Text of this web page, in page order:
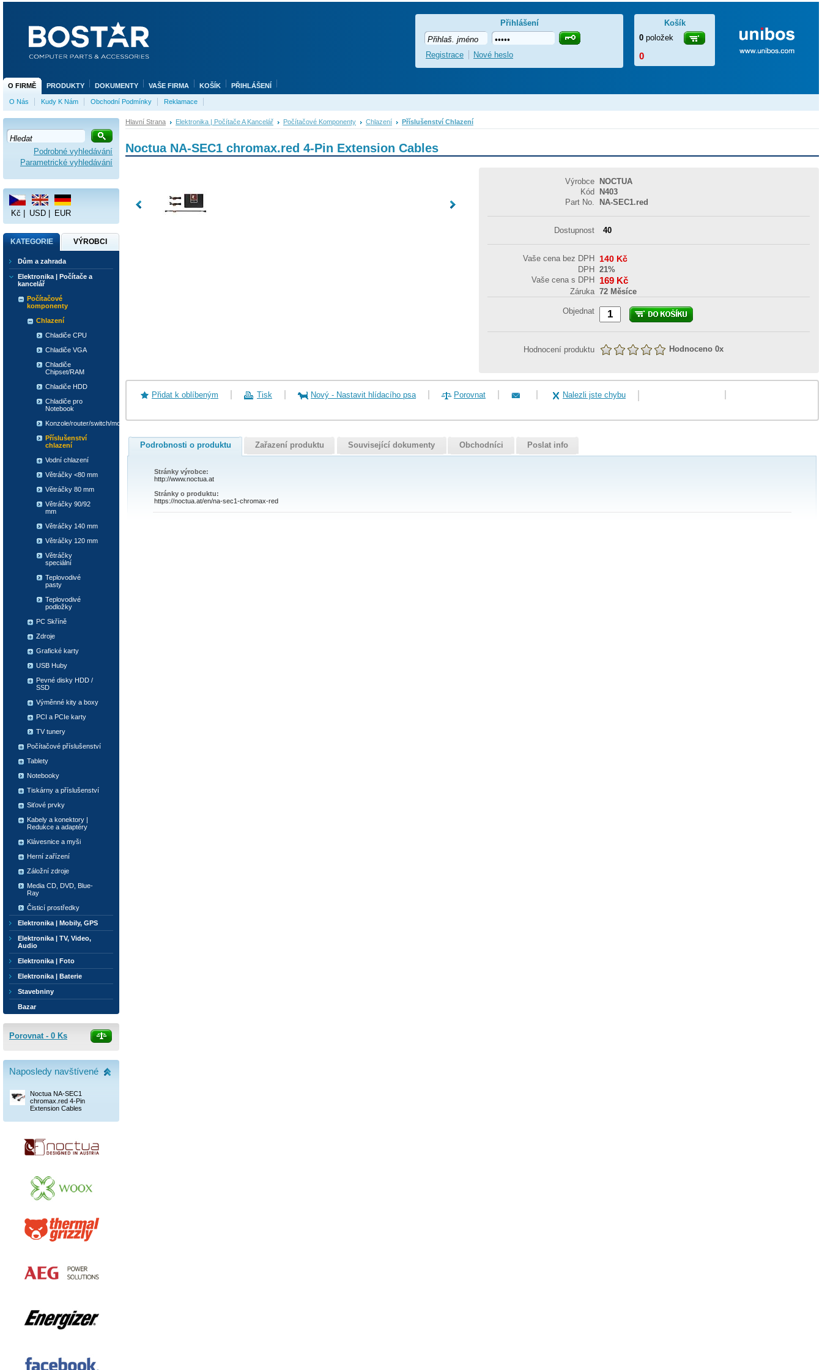
Hlavní Strana Elektronika | Počítače A Kancelář Počítačové Komponenty Chlazení Příslušenství Chlazení
Noctua NA-SEC1 chromax.red 4-Pin Extension Cables
Výrobce
NOCTUA
Kód
N403
Part No.
NA-SEC1.red
Dostupnost 40
Vaše cena bez DPH 140 Kč
DPH
21%
Vaše cena s DPH
169 Kč
Záruka 72 Měsíce
Objednat
Hodnocení produktu Hodnoceno 0x
Přidat k oblíbeným Tisk Nový - Nastavit hlídacího psa Porovnat Nalezli jste chybu
Podrobnosti o produktu Zařazení produktu Související dokumenty Obchodníci Poslat info
Stránky výrobce:
http://www.noctua.at
Stránky o produktu:
https://noctua.at/en/na-sec1-chromax-red
Podrobné vyhledávání
Parametrické vyhledávání
Kč USD EUR
KATEGORIE VÝROBCI
Dům a zahrada
Elektronika | Počítače a
kancelář
Počítačové
komponenty
Chlazení
Chladiče CPU
Chladiče VGA
Chladiče
Chipset/RAM
Chladiče HDD
Chladiče pro
Notebook
Konzole/router/switch/modem
Příslušenství
chlazení
Vodní chlazení
Větráčky <80 mm
Větráčky 80 mm
Větráčky 90/92
mm
Větráčky 140 mm
Větráčky 120 mm
Větráčky
speciální
Teplovodivé
pasty
Teplovodivé
podložky
PC Skříně
Zdroje
Grafické karty
USB Huby
Pevné disky HDD /
SSD
Výměnné kity a boxy
PCI a PCIe karty
TV tunery
Počítačové příslušenství
Tablety
Notebooky
Tiskárny a příslušenství
Siťové prvky
Kabely a konektory |
Redukce a adaptéry
Klávesnice a myši
Herní zařízení
Záložní zdroje
Media CD, DVD, Blue-
Ray
Čisticí prostředky
Elektronika | Mobily, GPS
Elektronika | TV, Video,
Audio
Elektronika | Foto
Elektronika | Baterie
Stavebniny
Bazar
Porovnat - 0 Ks
Naposledy navštívené
Noctua NA-SEC1
chromax.red 4-Pin
Extension Cables
O FIRMĚ PRODUKTY DOKUMENTY VAŠE FIRMA KOŠÍK PŘIHLÁŠENÍ
O Nás Kudy K Nám Obchodní Podmínky Reklamace
Košík
0 položek
0
Přihlášení
Registrace Nové heslo